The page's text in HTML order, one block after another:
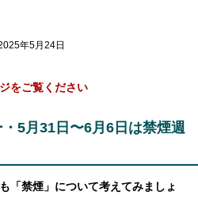
年5月24日
をご覧ください
5月31日〜6月6日は禁煙週
「禁煙」について考えてみましょ